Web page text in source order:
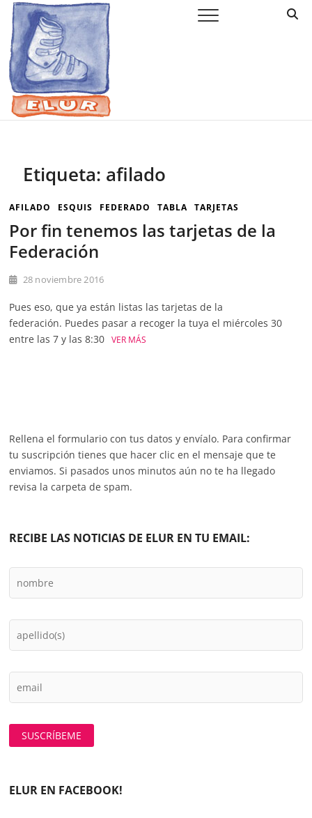
Saltar
contenido
Elur Taldea
EL CLUB DE ESQUÍ DE AMURRIO Y AYALA
Etiqueta: afilado
AFILADO ESQUIS FEDERADO TABLA TARJETAS
Por fin tenemos las tarjetas de la
Federación
28 noviembre 2016
Pues eso, que ya están listas las tarjetas de la
federación. Puedes pasar a recoger la tuya el miércoles 30
entre las 7 y las 8:30
VER MÁS
Rellena el formulario con tus datos y envíalo. Para confirmar
tu suscripción tienes que hacer clic en el mensaje que te
enviamos. Si pasados unos minutos aún no te ha llegado
revisa la carpeta de spam.
RECIBE LAS NOTICIAS DE ELUR EN TU EMAIL:
ELUR EN FACEBOOK!